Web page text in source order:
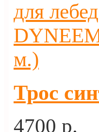
Трос
4700 p.